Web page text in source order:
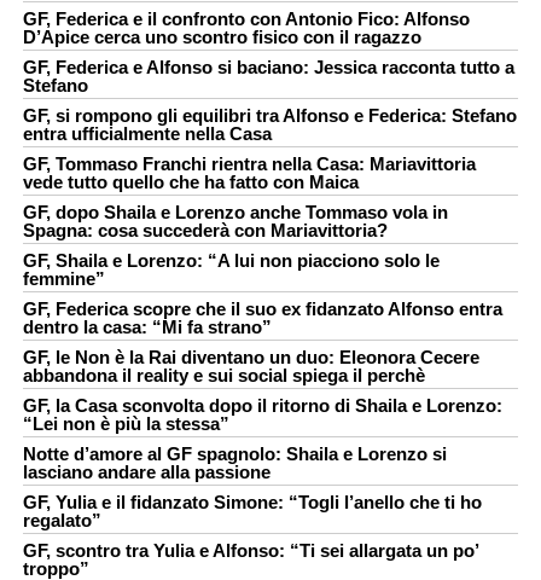
GF, Federica e il confronto con Antonio Fico: Alfonso
D’Apice cerca uno scontro fisico con il ragazzo
GF, Federica e Alfonso si baciano: Jessica racconta tutto a
Stefano
GF, si rompono gli equilibri tra Alfonso e Federica: Stefano
entra ufficialmente nella Casa
GF, Tommaso Franchi rientra nella Casa: Mariavittoria
vede tutto quello che ha fatto con Maica
GF, dopo Shaila e Lorenzo anche Tommaso vola in
Spagna: cosa succederà con Mariavittoria?
GF, Shaila e Lorenzo: “A lui non piacciono solo le
femmine”
GF, Federica scopre che il suo ex fidanzato Alfonso entra
dentro la casa: “Mi fa strano”
GF, le Non è la Rai diventano un duo: Eleonora Cecere
abbandona il reality e sui social spiega il perchè
GF, la Casa sconvolta dopo il ritorno di Shaila e Lorenzo:
“Lei non è più la stessa”
Notte d’amore al GF spagnolo: Shaila e Lorenzo si
lasciano andare alla passione
GF, Yulia e il fidanzato Simone: “Togli l’anello che ti ho
regalato”
GF, scontro tra Yulia e Alfonso: “Ti sei allargata un po’
troppo”